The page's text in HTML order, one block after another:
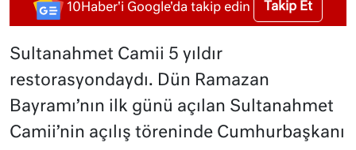
10Haber'i Google'da takip edin Takip Et
Sultanahmet Camii 5 yıldır
restorasyondaydı. Dün Ramazan
Bayramı’nın ilk günü açılan Sultanahmet
Camii’nin açılış töreninde Cumhurbaşkanı